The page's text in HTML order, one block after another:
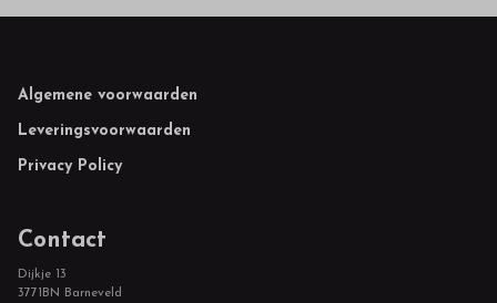
Footer
Algemene voorwaarden
Leveringsvoorwaarden
Privacy Policy
Contact
Dijkje 13
3771BN Barneveld